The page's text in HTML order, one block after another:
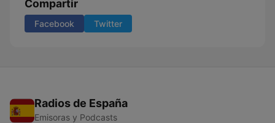
Compartir
Facebook Twitter
Radios de España
Emisoras y Podcasts